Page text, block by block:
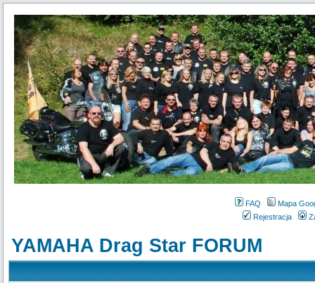
FAQ
Mapa
Rejestracja
YAMAHA Drag Star FORUM